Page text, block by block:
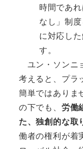
時間であ
なし」制
に対応し
す。
ユン・ソンニ
考えると、プラ
簡単ではありま
の下でも、 労働
た、独創的な取
働者の権利が着